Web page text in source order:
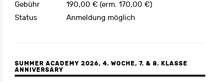
Gebühr
190,00 € (erm. 170,00 €)
Status
Anmeldung möglich
SUMMER ACADEMY 2026, 4. WOCHE, 7. & 8. KLASSE
ANNIVERSARY